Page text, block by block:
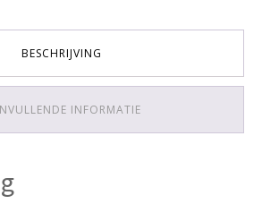
BESCHRIJVING
INFORMATIE